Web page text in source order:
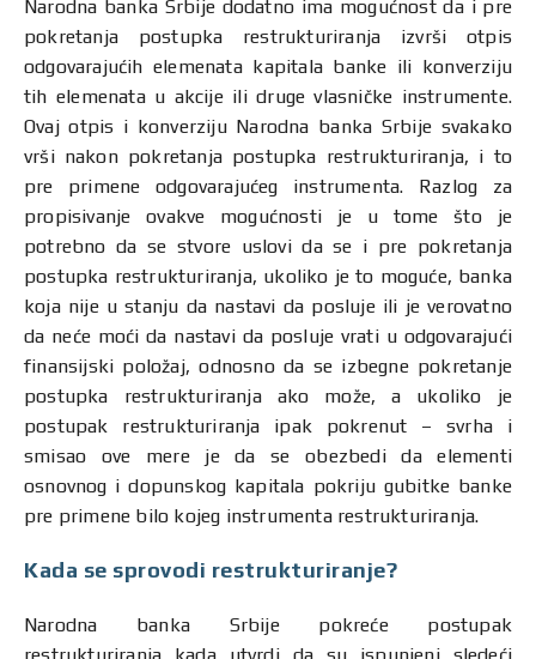
Narodna banka Srbije dodatno ima mogućnost da i pre
pokretanja postupka restrukturiranja izvrši otpis
odgovarajućih elemenata kapitala banke ili konverziju
tih elemenata u akcije ili druge vlasničke instrumente.
Ovaj otpis i konverziju Narodna banka Srbije svakako
vrši nakon pokretanja postupka restrukturiranja, i to
pre primene odgovarajućeg instrumenta. Razlog za
propisivanje ovakve mogućnosti je u tome što je
potrebno da se stvore uslovi da se i pre pokretanja
postupka restrukturiranja, ukoliko je to moguće, banka
koja nije u stanju da nastavi da posluje ili je verovatno
da neće moći da nastavi da posluje vrati u odgovarajući
finansijski položaj, odnosno da se izbegne pokretanje
postupka restrukturiranja ako može, a ukoliko je
postupak restrukturiranja ipak pokrenut – svrha i
smisao ove mere je da se obezbedi da elementi
osnovnog i dopunskog kapitala pokriju gubitke banke
pre primene bilo kojeg instrumenta restrukturiranja.
Kada se sprovodi restrukturiranje?
Narodna banka Srbije pokreće postupak